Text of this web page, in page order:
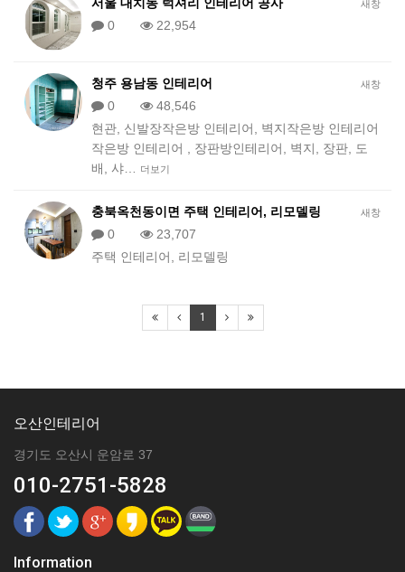
새창
0
22,954
새창
청주 용남동 인테리어
0
48,546
현관, 신발장작은방 인테리어, 벽지작은방 인테리어
작은방 인테리어 , 장판방인테리어, 벽지, 장판, 도
배, 샤…
더보기
새창
충북옥천동이면 주택 인테리어, 리모델링
0
23,707
주택 인테리어, 리모델링
1
오산인테리어
경기도 오산시 운암로 37
010-2751-5828
Information